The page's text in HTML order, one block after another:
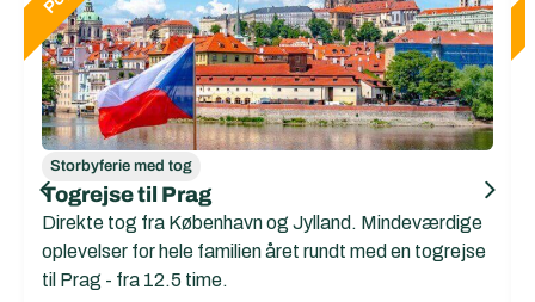
Storbyferie med tog
Togrejse til Prag
Direkte tog fra København og Jylland. Mindeværdige
oplevelser for hele familien året rundt med en togrejse
til Prag - fra 12.5 time.